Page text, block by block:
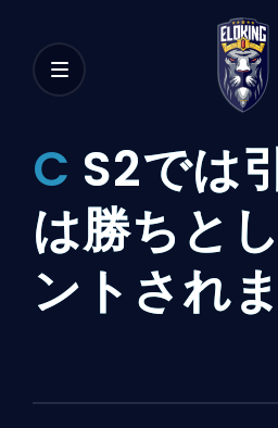
C S2では
は勝ちと
ントされ